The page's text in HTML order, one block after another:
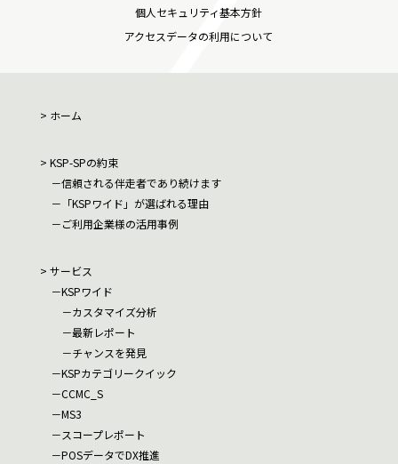
個人セキュリティ基本方針
アクセスデータの利用について
ホーム
KSP-SPの約束
信頼される伴走者であり続けます
「KSPワイド」が選ばれる理由
ご利用企業様の活用事例
サービス
KSPワイド
カスタマイズ分析
最新レポート
チャンスを発見
KSPカテゴリークイック
CCMC_S
MS3
スコープレポート
POSデータでDX推進